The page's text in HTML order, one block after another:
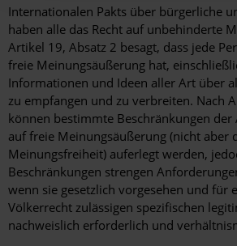
Internationalen Pakts über bürgerliche
haben alle das Recht auf unbehinderte
Artikel 19, Absatz 2 besagt, dass jede
freie Meinungsäußerung hat,
Informationen und Ideen aller Art über
zu empfangen und zu verbreiten. Nach
können bestimmte Beschränkungen der
auf freie Meinungsäußerung (nicht aber
Meinungsfreiheit) auferlegt werden,
Beschränkungen strengen
wenn sie gesetzlich vorgesehen und für
Völkerrecht zulässigen spezifischen
nachweislich erforderlich und